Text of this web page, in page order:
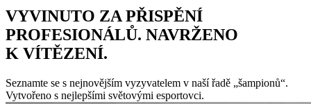
VYVINUTO ZA PŘISPĚNÍ
PROFESIONÁLŮ. NAVRŽENO
K VÍTĚZENÍ.
Seznamte se s nejnovějším vyzyvatelem v naší řadě „šampionů“.
Vytvořeno s nejlepšími světovými esportovci.